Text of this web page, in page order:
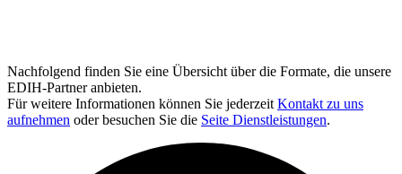
Nachfolgend finden Sie eine Übersicht über die Formate, die unsere
EDIH-Partner anbieten.
Für weitere Informationen können Sie jederzeit Kontakt zu uns
aufnehmen oder besuchen Sie die Seite Dienstleistungen.